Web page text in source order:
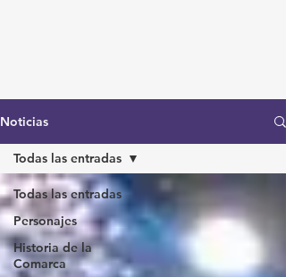
Noticias
Todas las entradas
Personajes
Historia de la
Comarca
Todas las entradas